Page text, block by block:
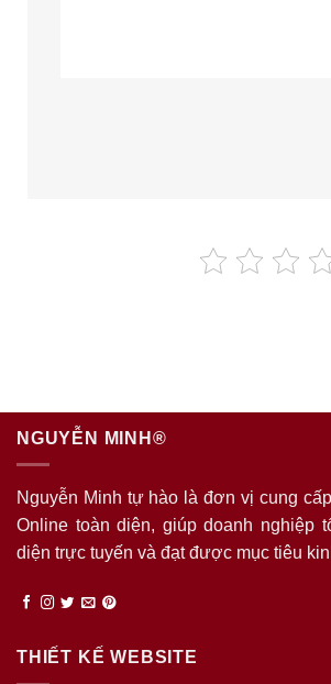
NGUYỄN MINH®
Nguyễn Minh tự hào là đơn vị cung
Online toàn diện, giúp doanh nghiệp
diện trực tuyến và đạt được mục tiêu
THIẾT KẾ WEBSITE